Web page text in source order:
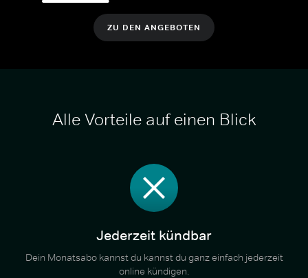
ZU DEN ANGEBOTEN
Alle Vorteile auf einen Blick
Jederzeit kündbar
Dein Monatsabo kannst du kannst du ganz einfach jederzeit
online kündigen.